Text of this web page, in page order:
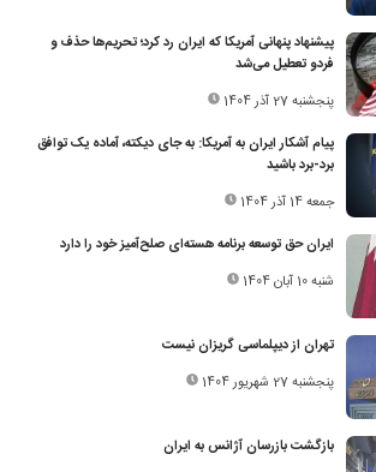
پیشنهاد پنهانی آمریکا که ایران رد کرد؛ تحریم‌ها حذف و
فردو تعطیل می‌شد
پنجشنبه 27 آذر 1404
پیام آشکار ایران به آمریکا: به جای دیکته، آماده یک توافق
برد-برد باشید
جمعه 14 آذر 1404
ایران حق توسعه برنامه هسته‌ای صلح‌آمیز خود را دارد
شنبه 10 آبان 1404
تهران از دیپلماسی گریزان نیست
پنجشنبه 27 شهریور 1404
بازگشت بازرسان آژانس به ایران